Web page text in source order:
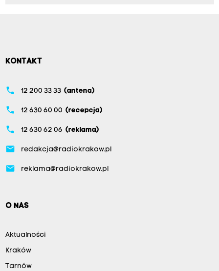
KONTAKT
phone 12 200 33 33 (antena)
phone 12 630 60 00 (recepcja)
phone 12 630 62 06 (reklama)
email redakcja@radiokrakow.pl
email reklama@radiokrakow.pl
O NAS
Aktualności
Kraków
Tarnów